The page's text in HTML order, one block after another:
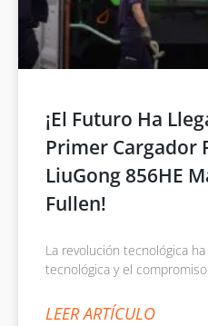
¡El Futuro Ha
Primer Cargador
LiuGong 856HE
Fullen!
La revolución tecnológica
tecnológica y el
LEER ARTÍCULO